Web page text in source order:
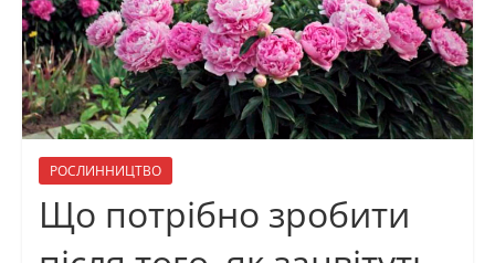
РОСЛИННИЦТВО
Що потрібно зробити